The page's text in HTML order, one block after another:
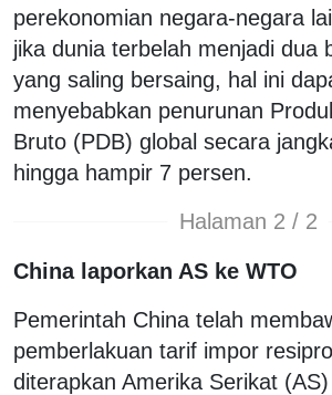
perekonomian negara-negara
jika dunia terbelah menjadi dua
yang saling bersaing, hal ini
menyebabkan penurunan
Bruto (PDB) global secara
hingga hampir 7 persen.
Halaman 2 / 2
China laporkan AS ke WTO
Pemerintah China telah
pemberlakuan tarif impor
diterapkan Amerika Serikat